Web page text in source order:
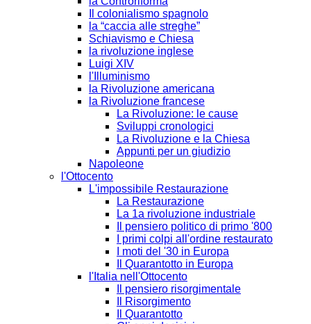
Il colonialismo spagnolo
la “caccia alle streghe”
Schiavismo e Chiesa
la rivoluzione inglese
Luigi XIV
l'Illuminismo
la Rivoluzione americana
la Rivoluzione francese
La Rivoluzione: le cause
Sviluppi cronologici
La Rivoluzione e la Chiesa
Appunti per un giudizio
Napoleone
l'Ottocento
L'impossibile Restaurazione
La Restaurazione
La 1a rivoluzione industriale
Il pensiero politico di primo '800
I primi colpi all'ordine restaurato
I moti del '30 in Europa
Il Quarantotto in Europa
l'Italia nell'Ottocento
Il pensiero risorgimentale
Il Risorgimento
Il Quarantotto